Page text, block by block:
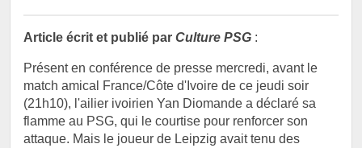
Article écrit et publié par Culture PSG :
Présent en conférence de presse mercredi, avant le
match amical France/Côte d'Ivoire de ce jeudi soir
(21h10), l'ailier ivoirien Yan Diomande a déclaré sa
flamme au PSG, qui le courtise pour renforcer son
attaque. Mais le joueur de Leipzig avait tenu des